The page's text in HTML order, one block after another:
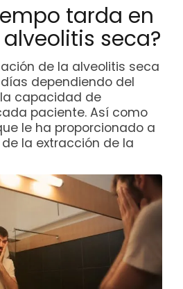
tarda en
seca?
de la alveolitis seca
días dependiendo del
capacidad de
paciente. Así como
le ha proporcionado a
la extracción de la